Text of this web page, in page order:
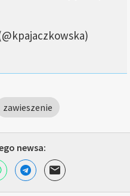
zawieszenie
newsa: